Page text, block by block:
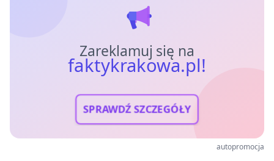
Zareklamuj się na
faktykrakowa.pl!
SPRAWDŹ SZCZEGÓŁY
autopromocja